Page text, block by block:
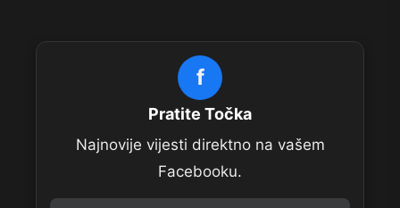
f
Pratite Točka
Najnovije vijesti direktno na vašem
Facebooku.